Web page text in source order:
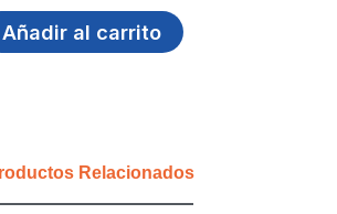
Añadir al carrito
Relacionados